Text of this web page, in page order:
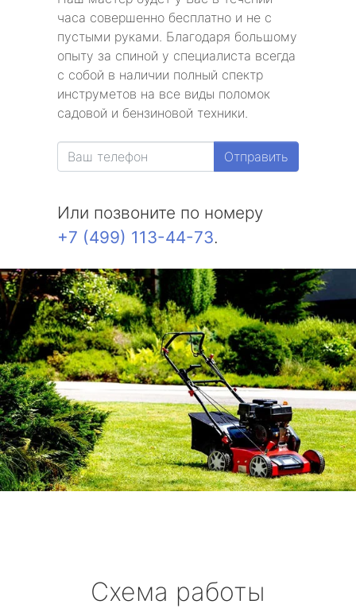
часа совершенно бесплатно и не с
пустыми руками. Благодаря большому
опыту за спиной у специалиста всегда
с собой в наличии полный спектр
инструметов на все виды поломок
садовой и бензиновой техники.
Отправить
Или позвоните по номеру
+7 (499) 113-44-73.
Схема работы